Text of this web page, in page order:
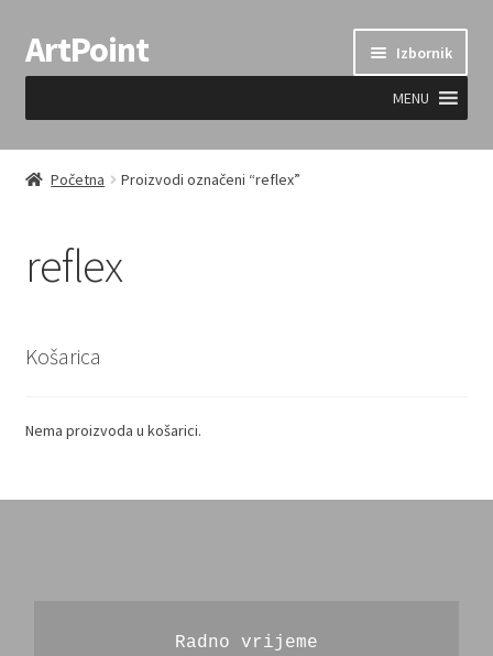
Preskoči
na
Skoči
do
ArtPoint Izbornik
MENU
Uvjeti prodaje
Početna Proizvodi označeni “reflex”
reflex
Košarica
Nema proizvoda u košarici.
Radno vrijeme